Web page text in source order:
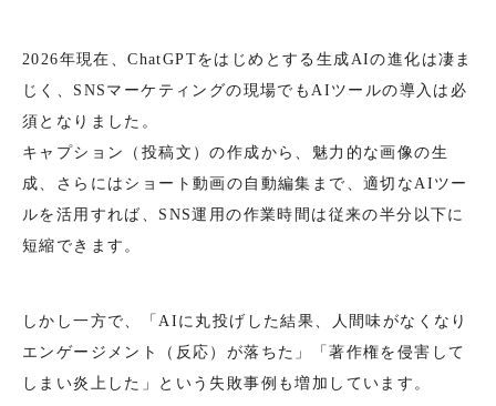
2026年現在、ChatGPTをはじめとする生成AIの進化は凄ま
じく、SNSマーケティングの現場でもAIツールの導入は必
須となりました。
キャプション（投稿文）の作成から、魅力的な画像の生
成、さらにはショート動画の自動編集まで、適切なAIツー
ルを活用すれば、SNS運用の作業時間は従来の半分以下に
短縮できます。
しかし一方で、「AIに丸投げした結果、人間味がなくなり
エンゲージメント（反応）が落ちた」「著作権を侵害して
しまい炎上した」という失敗事例も増加しています。